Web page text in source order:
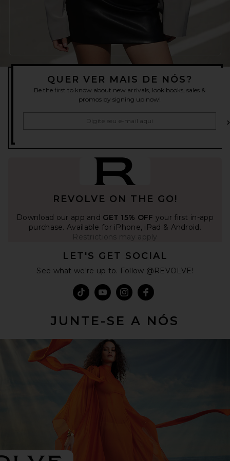
QUER VER MAIS DE NÓS?
Be the first to know about new arrivals, look books, sales &
promos by signing up now!
REVOLVE ON THE GO!
Download our app and GET 15% OFF your first in-app
purchase. Available for iPhone, iPad & Android.
Restrictions may apply
LET'S GET SOCIAL
See what we're up to. Follow @REVOLVE!
JUNTE-SE A NÓS